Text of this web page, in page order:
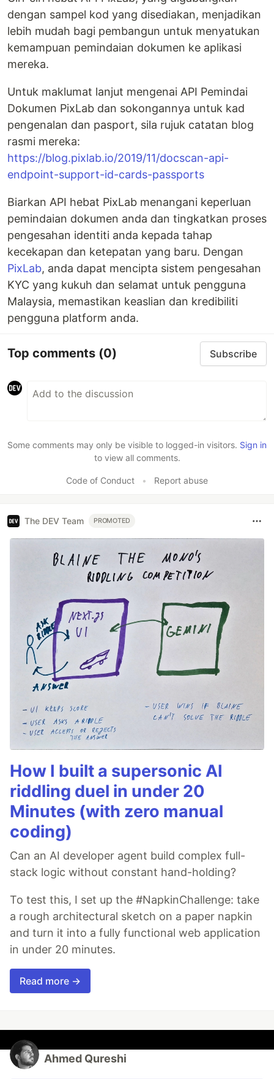
dengan sampel kod yang disediakan, menjadikan
lebih mudah bagi pembangun untuk menyatukan
kemampuan pemindaian dokumen ke aplikasi
mereka.
Untuk maklumat lanjut mengenai API Pemindai
Dokumen PixLab dan sokongannya untuk kad
pengenalan dan pasport, sila rujuk catatan blog
rasmi mereka:
https://blog.pixlab.io/2019/11/docscan-api-
endpoint-support-id-cards-passports
Biarkan API hebat PixLab menangani keperluan
pemindaian dokumen anda dan tingkatkan proses
pengesahan identiti anda kepada tahap
kecekapan dan ketepatan yang baru. Dengan
PixLab, anda dapat mencipta sistem pengesahan
KYC yang kukuh dan selamat untuk pengguna
Malaysia, memastikan keaslian dan kredibiliti
pengguna platform anda.
Top comments (0) Subscribe
Some comments may only be visible to logged-in visitors. Sign in
to view all comments.
Code of Conduct • Report abuse
The DEV Team PROMOTED
How I built a supersonic AI
riddling duel in under 20
Minutes (with zero manual
coding)
Can an AI developer agent build complex full-
stack logic without constant hand-holding?
To test this, I set up the #NapkinChallenge: take
a rough architectural sketch on a paper napkin
and turn it into a fully functional web application
in under 20 minutes.
Read more →
Ahmed Qureshi